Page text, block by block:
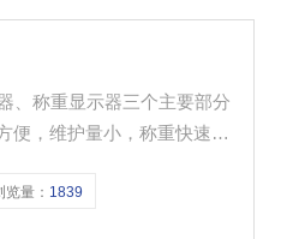
、称重显示器三个主要部分
便，维护量小，称重快速准
览量： 1839